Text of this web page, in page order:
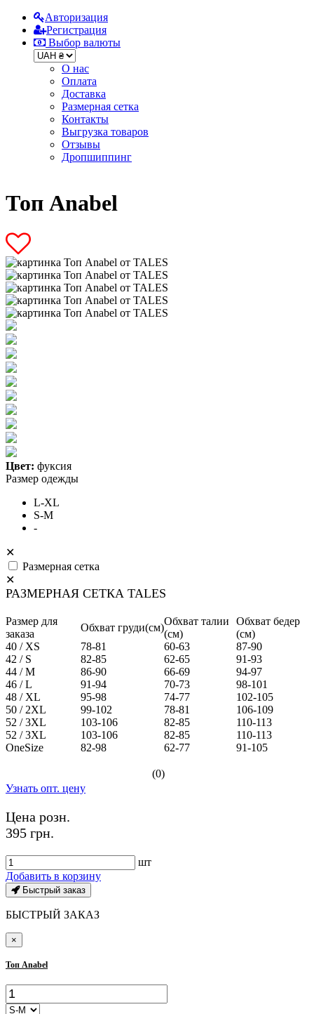
Авторизация
Регистрация
Выбор валюты
О нас
Оплата
Доставка
Размерная сетка
Контакты
Выгрузка товаров
Отзывы
Дропшиппинг
Топ Anabel
Цвет: фуксия
Размер одежды
L-XL
S-M
-
✕
Размерная сетка
✕
РАЗМЕРНАЯ СЕТКА TALES
Размер для
заказа
Обхват груди(см)
Обхват талии
(см)
Обхват бедер
(см)
40 / XS
78-81 60-63
87-90
42 / S
82-85 62-65
91-93
44 / M
86-90 66-69
94-97
46 / L
91-94 70-73
98-101
48 / XL
95-98 74-77
102-105
50 / 2XL
99-102 78-81
106-109
52 / 3XL
103-106 82-85
110-113
52 / 3XL
103-106 82-85
110-113
OneSize
82-98 62-77 91-105
(0)
Узнать опт. цену
Цена розн.
395 грн.
шт
Добавить в корзину
Быстрый заказ
БЫСТРЫЙ ЗАКАЗ
×
Топ Anabel